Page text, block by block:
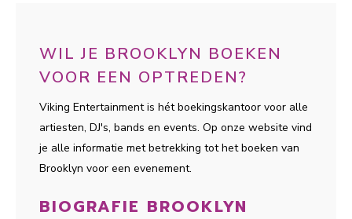
WIL JE BROOKLYN BOEKEN
VOOR EEN OPTREDEN?
Viking Entertainment is hét boekingskantoor voor alle
artiesten, DJ's, bands en events. Op onze website vind
je alle informatie met betrekking tot het boeken van
Brooklyn voor een evenement.
BIOGRAFIE BROOKLYN